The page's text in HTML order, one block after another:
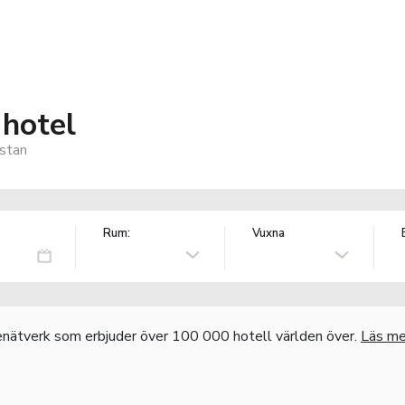
Rum: Vuxna
som erbjuder över 100 000 hotell världen över. Läs